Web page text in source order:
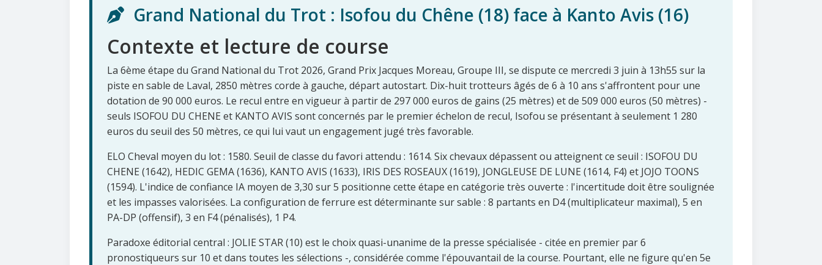
Grand National du Trot : Isofou du Chêne (18) face à Kanto Avis (16)
Contexte et lecture de course
La 6ème étape du Grand National du Trot 2026, Grand Prix Jacques Moreau, Groupe III, se dispute ce mercredi 3 juin à 13h55 sur la
piste en sable de Laval, 2850 mètres corde à gauche, départ autostart. Dix-huit trotteurs âgés de 6 à 10 ans s'affrontent pour une
dotation de 90 000 euros. Le recul entre en vigueur à partir de 297 000 euros de gains (25 mètres) et de 509 000 euros (50 mètres) -
seuls ISOFOU DU CHENE et KANTO AVIS sont concernés par le premier échelon de recul, Isofou se présentant à seulement 1 280
euros du seuil des 50 mètres, ce qui lui vaut un engagement jugé très favorable.
ELO Cheval moyen du lot : 1580. Seuil de classe du favori attendu : 1614. Six chevaux dépassent ou atteignent ce seuil : ISOFOU DU
CHENE (1642), HEDIC GEMA (1636), KANTO AVIS (1633), IRIS DES ROSEAUX (1619), JONGLEUSE DE LUNE (1614, F4) et JOJO TOONS
(1594). L'indice de confiance IA moyen de 3,30 sur 5 positionne cette étape en catégorie très ouverte : l'incertitude doit être soulignée
et les impasses valorisées. La configuration de ferrure est déterminante sur sable : 8 partants en D4 (multiplicateur maximal), 5 en
PA-DP (offensif), 3 en F4 (pénalisés), 1 P4.
Paradoxe éditorial central : JOLIE STAR (10) est le choix quasi-unanime de la presse spécialisée - citée en premier par 6
pronostiqueurs sur 10 et dans toutes les sélections -, considérée comme l'épouvantail de la course. Pourtant, elle ne figure qu'en 5e